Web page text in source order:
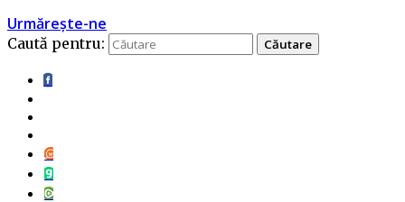
Urmărește-ne
Caută pentru: